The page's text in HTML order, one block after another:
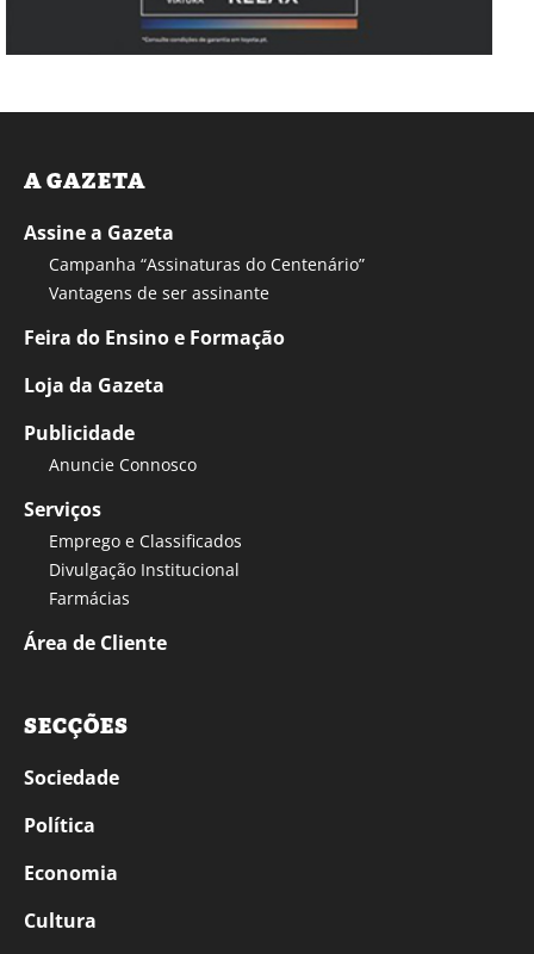
A GAZETA
Assine a Gazeta
Campanha “Assinaturas do Centenário”
Vantagens de ser assinante
Feira do Ensino e Formação
Loja da Gazeta
Publicidade
Anuncie Connosco
Serviços
Emprego e Classificados
Divulgação Institucional
Farmácias
Área de Cliente
SECÇÕES
Sociedade
Política
Economia
Cultura